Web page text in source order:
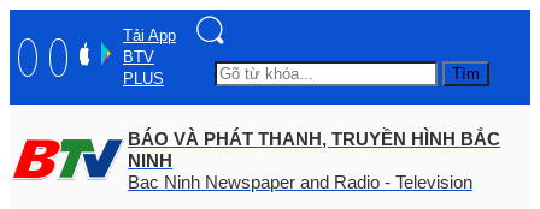
Tải App
BTV
PLUS
Tìm
BÁO VÀ PHÁT THANH, TRUYỀN HÌNH BẮC
NINH
Bac Ninh Newspaper and Radio - Television